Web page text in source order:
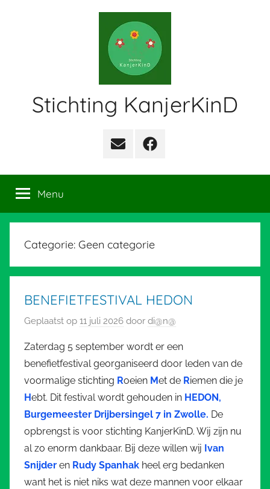
Stichting KanjerKinD
email facebook
Menu
Categorie: Geen categorie
BENEFIETFESTIVAL HEDON
Geplaatst op 11 juli 2026 door di@n@
Zaterdag 5 september wordt er een
benefietfestival georganiseerd door leden van de
voormalige stichting Roeien Met de Riemen die je
Hebt. Dit festival wordt gehouden in HEDON,
Burgemeester Drijbersingel 7 in Zwolle. De
opbrengst is voor stichting KanjerKinD. Wij zijn nu
al zo enorm dankbaar. Bij deze willen wij Ivan
Snijder en Rudy Spanhak heel erg bedanken
want het is niet niks wat deze mannen voor elkaar